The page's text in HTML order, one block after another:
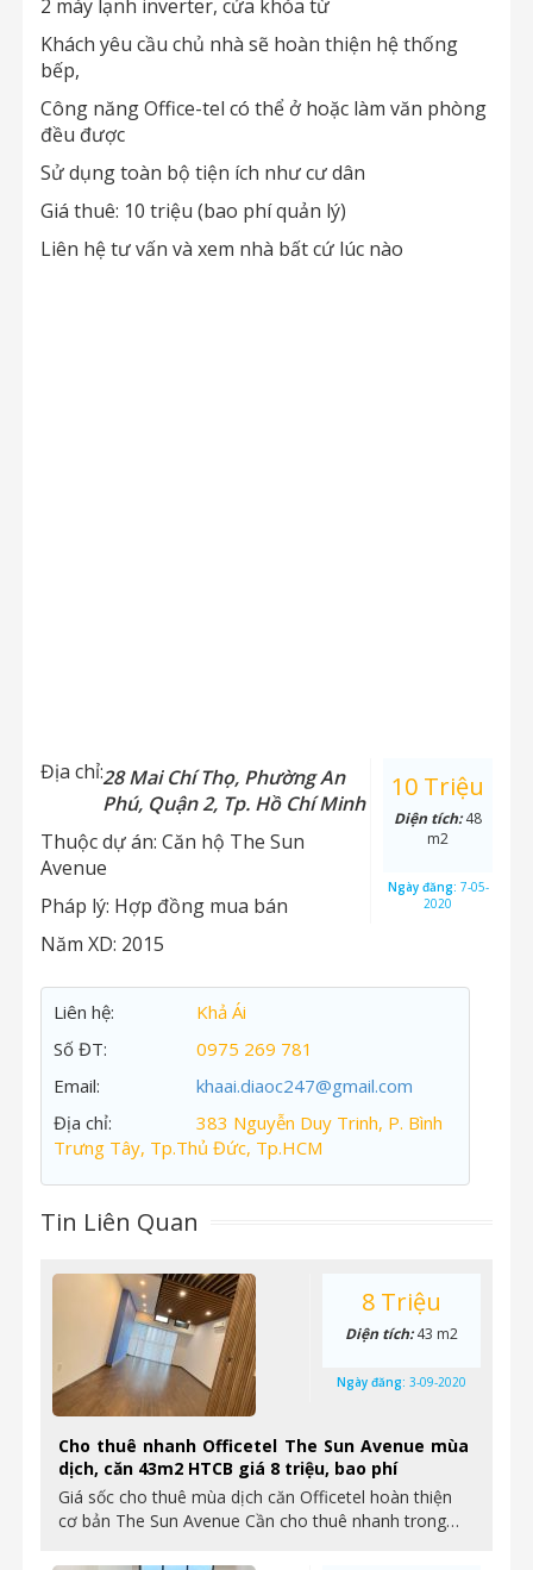
2 máy lạnh inverter, cửa khóa từ
Khách yêu cầu chủ nhà sẽ hoàn thiện hệ thống
bếp,
Công năng Office-tel có thể ở hoặc làm văn phòng
đều được
Sử dụng toàn bộ tiện ích như cư dân
Giá thuê: 10 triệu (bao phí quản lý)
Liên hệ tư vấn và xem nhà bất cứ lúc nào
Địa chỉ:28 Mai Chí Thọ, Phường An
Phú, Quận 2, Tp. Hồ Chí Minh
Thuộc dự án: Căn hộ The Sun
Avenue
Pháp lý: Hợp đồng mua bán
Năm XD: 2015
10 Triệu
Diện tích:48
m2
Ngày đăng: 7-05-
2020
Liên hệ:
Khả Ái
Số ĐT:
0975 269 781
Email:
khaai.diaoc247@gmail.com
Địa chỉ:
383 Nguyễn Duy Trinh, P. Bình
Trưng Tây, Tp.Thủ Đức, Tp.HCM
Tin Liên Quan
Cho thuê nhanh Officetel The Sun Avenue mùa
dịch, căn 43m2 HTCB giá 8 triệu, bao phí
Giá sốc cho thuê mùa dịch căn Officetel hoàn thiện
cơ bản The Sun Avenue Cần cho thuê nhanh trong…
8 Triệu
Diện tích:43 m2
Ngày đăng: 3-09-2020